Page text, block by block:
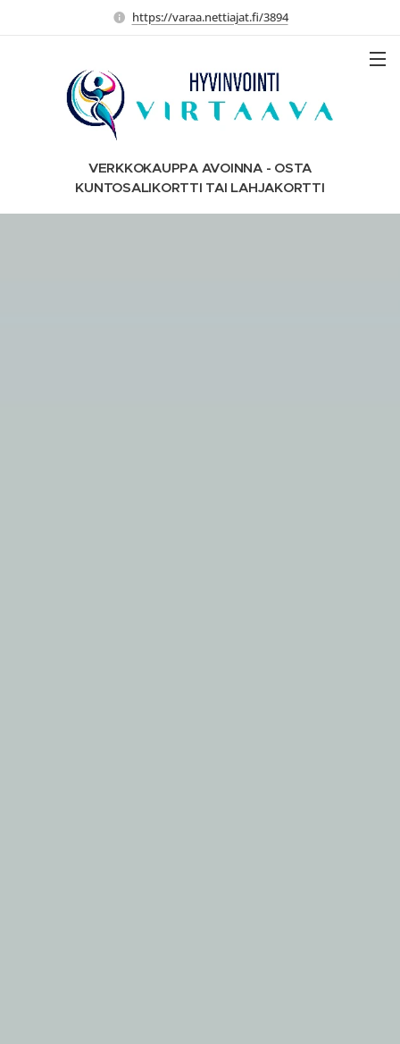
https://varaa.nettiajat.fi/3894
VERKKOKAUPPA AVOINNA - OSTA
KUNTOSALIKORTTI TAI LAHJAKORTTI